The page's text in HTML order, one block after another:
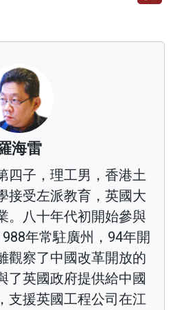
海雷
四子，理工男，香港土
接受左派教育，英國大
。八十年代初開始參與
年常駐廣州，94年開
觀察了中國改革開放的
了英國政府提供給中國
支援英國工程公司在江